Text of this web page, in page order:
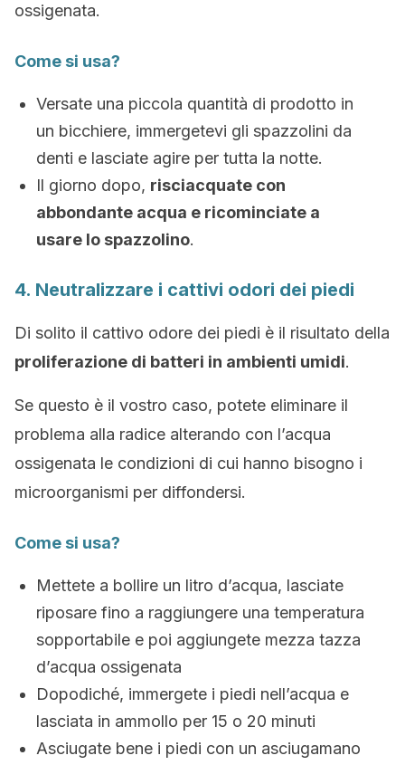
ossigenata.
Come si usa?
Versate una piccola quantità di prodotto in
un bicchiere, immergetevi gli spazzolini da
denti e lasciate agire per tutta la notte.
Il giorno dopo, risciacquate con
abbondante acqua e ricominciate a
usare lo spazzolino.
4. Neutralizzare i cattivi odori dei piedi
Di solito il cattivo odore dei piedi è il risultato della
proliferazione di batteri in ambienti umidi.
Se questo è il vostro caso, potete eliminare il
problema alla radice alterando con l’acqua
ossigenata le condizioni di cui hanno bisogno i
microorganismi per diffondersi.
Come si usa?
Mettete a bollire un litro d’acqua, lasciate
riposare fino a raggiungere una temperatura
sopportabile e poi aggiungete mezza tazza
d’acqua ossigenata
Dopodiché, immergete i piedi nell’acqua e
lasciata in ammollo per 15 o 20 minuti
Asciugate bene i piedi con un asciugamano